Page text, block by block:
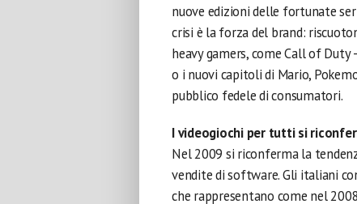
nuove edizioni delle fortunate
crisi è la forza del brand:
heavy gamers, come Call of Duty
o i nuovi capitoli di Mario,
pubblico fedele di consumatori.
I videogiochi per tutti si
Nel 2009 si riconferma la
vendite di software. Gli italiani
che rappresentano come nel